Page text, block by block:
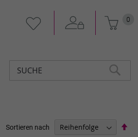
0
SUCHE
Sortieren nach